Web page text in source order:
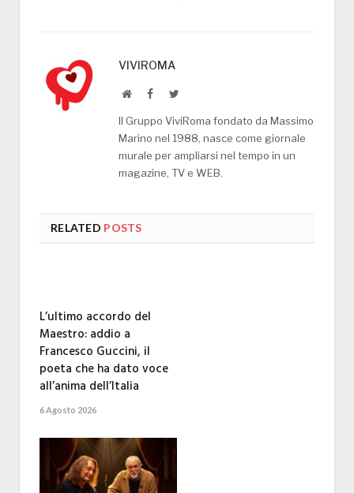
VIVIROMA
WebsiteFacebookTwitter
Il Gruppo ViviRoma fondato da Massimo
Marino nel 1988, nasce come giornale
murale per ampliarsi nel tempo in un
magazine, TV e WEB.
RELATED POSTS
L’ultimo accordo del
Maestro: addio a
Francesco Guccini, il
poeta che ha dato voce
all’anima dell’Italia
6 Agosto 2026